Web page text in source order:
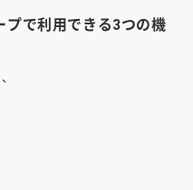
プで利用できる3つの機